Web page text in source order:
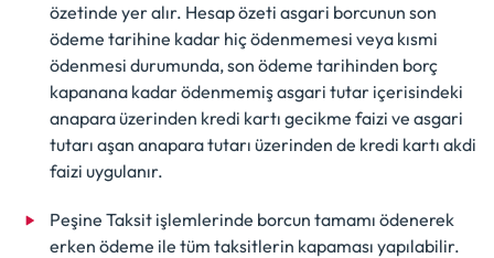
özetinde yer alır. Hesap özeti asgari borcunun son
ödeme tarihine kadar hiç ödenmemesi veya kısmi
ödenmesi durumunda, son ödeme tarihinden borç
kapanana kadar ödenmemiş asgari tutar içerisindeki
anapara üzerinden kredi kartı gecikme faizi ve asgari
tutarı aşan anapara tutarı üzerinden de kredi kartı akdi
faizi uygulanır.
Peşine Taksit işlemlerinde borcun tamamı ödenerek
erken ödeme ile tüm taksitlerin kapaması yapılabilir.